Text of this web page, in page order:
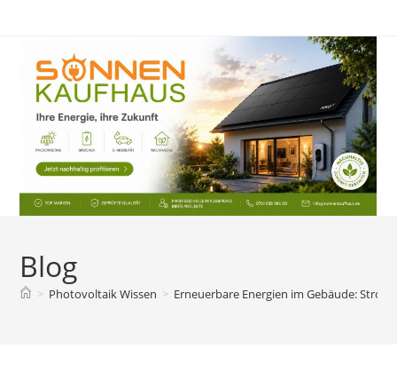
Blog
> Photovoltaik Wissen > Erneuerbare Energien im Gebäude: